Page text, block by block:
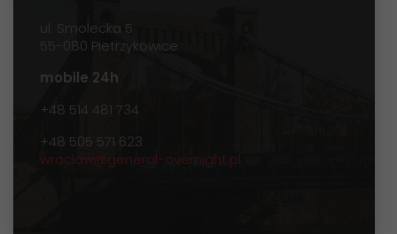
ul. Smolecka 5
55-080 Pietrzykowice
mobile 24h
+48 514 481 734
+48 505 571 623
wroclaw@general-overnight.pl